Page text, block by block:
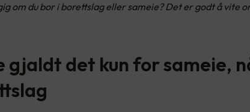
om du bor i borettslag eller sameie? Det er godt å vite
gjaldt det kun for sameie,